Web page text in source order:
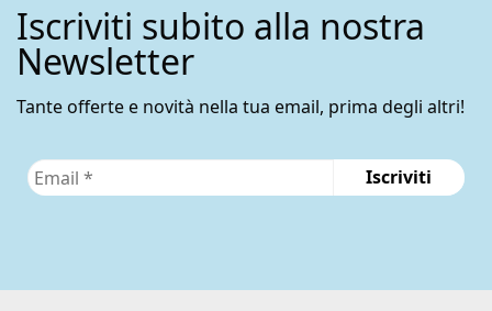
Iscriviti subito alla nostra
Newsletter
Tante offerte e novità nella tua email, prima degli altri!